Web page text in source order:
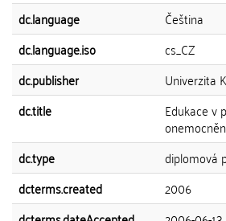
dc.language
Čeština
dc.language.iso
cs_CZ
dc.publisher
Univerzita
dc.title
Edukace v
dc.type
diplomová
dcterms.created
2006